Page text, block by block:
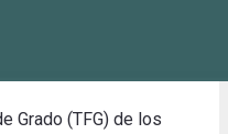
Grado (TFG) de los